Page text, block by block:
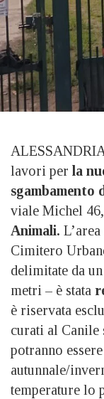
lavori per la
sgambamento
viale Michel
Animali.
Cimitero
delimitate da
metri – è stata
è riservata
curati al Canile
potranno
autunnale/
temperature lo